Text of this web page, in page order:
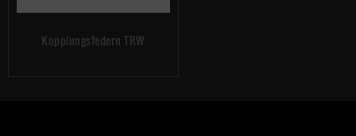
Kupplungsfedern TRW